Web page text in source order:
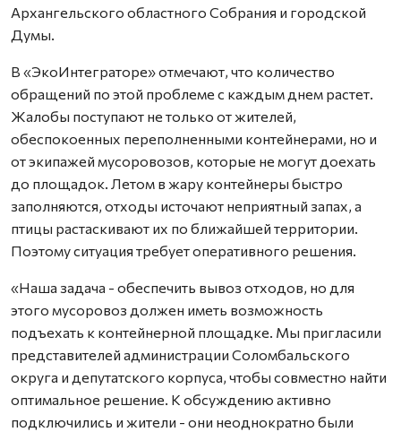
Архангельского областного Собрания и городской
Думы.
В «ЭкоИнтеграторе» отмечают, что количество
обращений по этой проблеме с каждым днем растет.
Жалобы поступают не только от жителей,
обеспокоенных переполненными контейнерами, но и
от экипажей мусоровозов, которые не могут доехать
до площадок. Летом в жару контейнеры быстро
заполняются, отходы источают неприятный запах, а
птицы растаскивают их по ближайшей территории.
Поэтому ситуация требует оперативного решения.
«Наша задача - обеспечить вывоз отходов, но для
этого мусоровоз должен иметь возможность
подъехать к контейнерной площадке. Мы пригласили
представителей администрации Соломбальского
округа и депутатского корпуса, чтобы совместно найти
оптимальное решение. К обсуждению активно
подключились и жители - они неоднократно были